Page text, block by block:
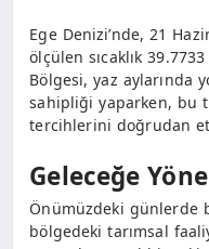
Ege Denizi’nde, 21
ölçülen sıcaklık
Bölgesi, yaz
sahipliği yaparken, bu
tercihlerini doğrudan
Geleceğe
Önümüzdeki günlerde
bölgedeki tarımsal